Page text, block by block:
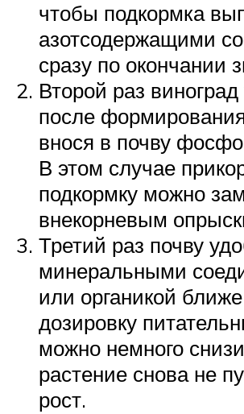
чтобы подкормка
азотсодержащими
сразу по окончании
Второй раз
после
внося в почву
В этом случае
подкормку можно
внекорневым
Третий раз почву
минеральными
или органикой
дозировку
можно немного
растение снова не
рост.